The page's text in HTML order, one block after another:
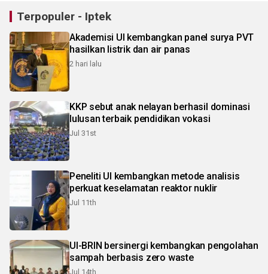
Terpopuler - Iptek
Akademisi UI kembangkan panel surya PVT
hasilkan listrik dan air panas
2 hari lalu
KKP sebut anak nelayan berhasil dominasi
lulusan terbaik pendidikan vokasi
Jul 31st
Peneliti UI kembangkan metode analisis
perkuat keselamatan reaktor nuklir
Jul 11th
UI-BRIN bersinergi kembangkan pengolahan
sampah berbasis zero waste
Jul 14th